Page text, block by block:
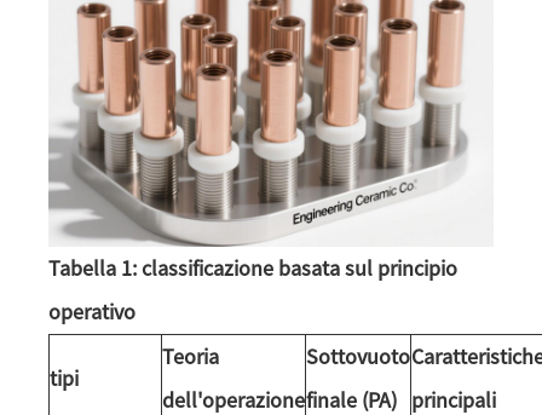
Tabella 1: classificazione basata sul principio
operativo
tipi
Teoria
dell'operazione
Sottovuoto
finale (PA) principali